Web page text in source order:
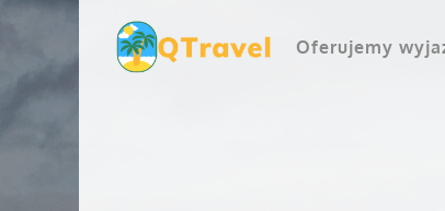
content
Oferujemy